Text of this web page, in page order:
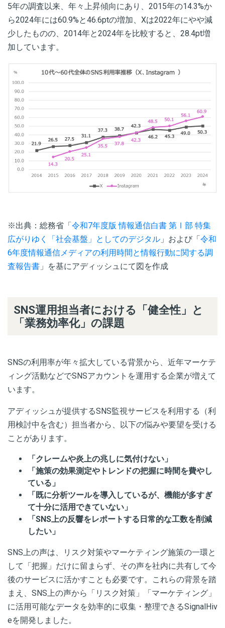
5年の調査以来、年々上昇傾向にあり、2015年の14.3%か
ら2024年には60.9%と46.6ptの増加、Xは2022年にやや減
少したものの、2014年と2024年を比較すると、28.4pt増
加しています。
※出典：総務省「令和7年度版 情報通信白書 第Ⅰ部 特集
広がりゆく「社会基盤」としてのデジタル 」および「令和
6年度情報通信メディアの利用時間と情報行動に関する調
査報告書 」を基にアディッシュにて図を作成
SNS運用担当者における「健全性」と
「業務効率化」の課題
SNSの利用率が年々拡大している背景から、近年マーケテ
ィング活動などでSNSアカウントを運用する企業が増えて
います。
アディッシュが提供するSNS監視サービスを利用する（利
用検討中を含む）担当者から、以下の悩みや要望を受ける
ことがあります。
「クレームや炎上の兆しに気付けない」
「施策の効果測定やトレンドの把握に時間を費やし
ている」
「既に分析ツールを導入しているが、機能が多すぎ
て十分に活用できていない」
「SNS上の反響をレポートする日常的な工数を削減
したい」
SNS上の声は、リスク対策やマーケティング施策の一環と
して「把握」だけに留まらず、その声を社内に共有して今
後のサービスに活かすことも必要です。これらの背景を踏
まえ、SNS上の声から「リスク対策」「マーケティング」
に活用可能なデータを効率的に収集・整理できるSignalHiv
eを開発しました。